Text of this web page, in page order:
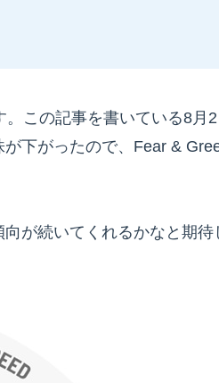
この記事を書いている8月2
下がったので、Fear &
が続いてくれるかなと期待